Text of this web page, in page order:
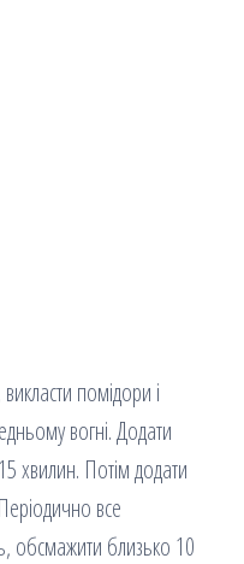
викласти помідори і
вогні. Додати
хвилин. Потім додати
все
обсмажити близько 10